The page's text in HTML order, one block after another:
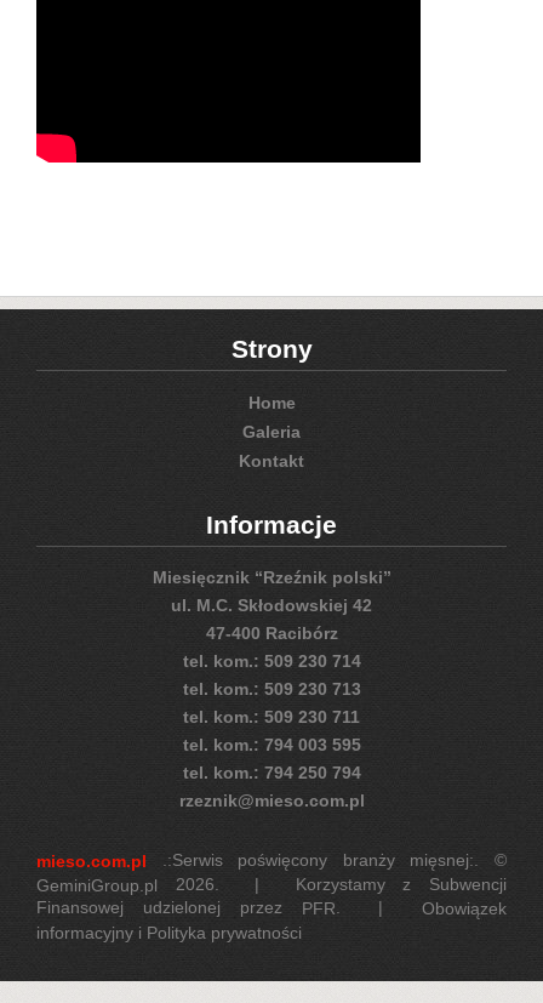
Strony
Home
Galeria
Kontakt
Informacje
Miesięcznik “Rzeźnik polski”
ul. M.C. Skłodowskiej 42
47-400 Racibórz
tel. kom.: 509 230 714
tel. kom.: 509 230 713
tel. kom.: 509 230 711
tel. kom.: 794 003 595
tel. kom.: 794 250 794
rzeznik@mieso.com.pl
mieso.com.pl .:Serwis poświęcony branży mięsnej:. ©
GeminiGroup.pl 2026. | Korzystamy z Subwencji
Finansowej udzielonej przez PFR. |Obowiązek
informacyjny i Polityka prywatności